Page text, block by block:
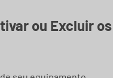
ou Excluir os